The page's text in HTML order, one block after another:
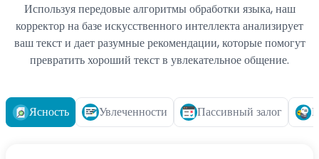
Используя передовые алгоритмы обработки языка, наш
корректор на базе искусственного интеллекта анализирует
ваш текст и дает разумные рекомендации, которые помогут
превратить хороший текст в увлекательное общение.
Ясность Увлеченности Пассивный залог